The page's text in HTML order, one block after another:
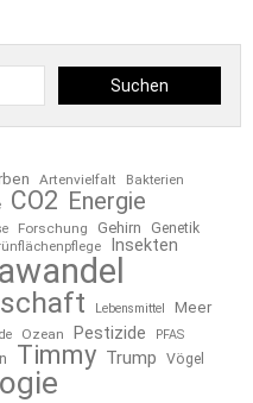
Suchen
Artenvielfalt
Bakterien
CO2 Energie
Forschung Gehirn Genetik
Insekten
Lebensmittel
Meer
Ozean Pestizide PFAS
Timmy Trump
Vögel